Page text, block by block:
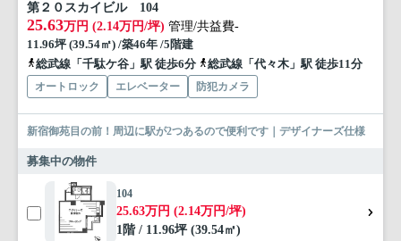
第２０スカイビル 104
25.63万円 (2.14万円/坪) 管理/共益費-
11.96坪 (39.54㎡) /築46年 /5階建
総武線「千駄ケ谷」駅 徒歩6分
総武線「代々木」駅 徒歩11分
オートロック エレベーター 防犯カメラ
新宿御苑目の前！周辺に駅が2つあるので便利です｜デザイナーズ仕様
募集中の物件
104
25.63万円 (2.14万円/坪)
1階 / 11.96坪 (39.54㎡)